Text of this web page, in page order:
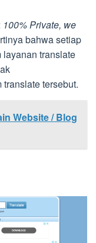
100% Private, we
bahwa setiap
layanan translate
tersebut.
Website / Blog